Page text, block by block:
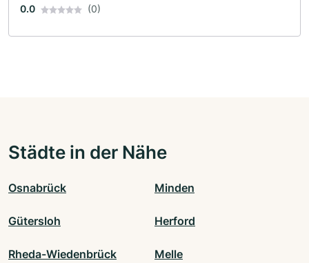
0.0 (0)
Städte in der Nähe
Osnabrück Minden
Gütersloh Herford
Rheda-Wiedenbrück Melle